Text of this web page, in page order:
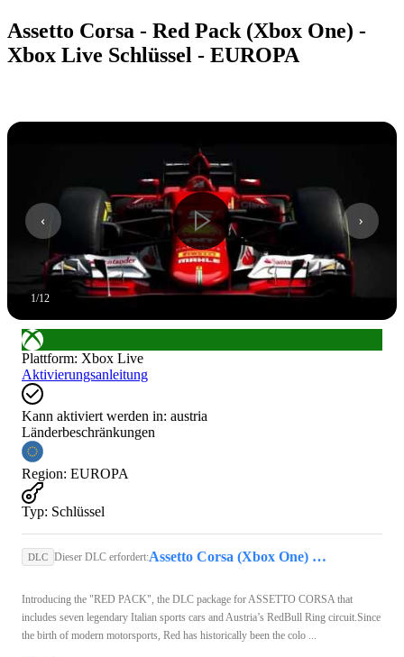
Assetto Corsa - Red Pack (Xbox One) -
Xbox Live Schlüssel - EUROPA
1/12
Plattform: Xbox Live
Aktivierungsanleitung
Kann aktiviert werden in: austria
Länderbeschränkungen
Region: EUROPA
Typ: Schlüssel
DLC Dieser DLC erfordert: Assetto Corsa (Xbox One) - Xbox Live Key - EUROPE
Introducing the "RED PACK", the DLC package for ASSETTO CORSA that
includes seven legendary Italian sports cars and Austria’s RedBull Ring circuit.Since
the birth of modern motorsports, Red has historically been the colo ...